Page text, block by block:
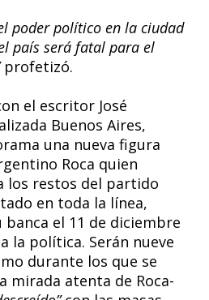
poder político en la ciudad
país será fatal para el
profetizó.
el escritor José
Buenos Aires,
una nueva figura
Roca quien
los restos del partido
en toda la línea,
banca el 11 de diciembre
la política. Serán nueve
durante los que se
mirada atenta de Roca-